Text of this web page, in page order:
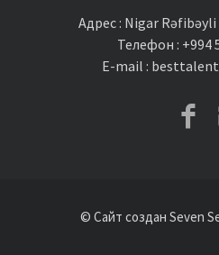
Адрес : Nigar
Телефон : +994
E-mail :
© Сайт создан Seven